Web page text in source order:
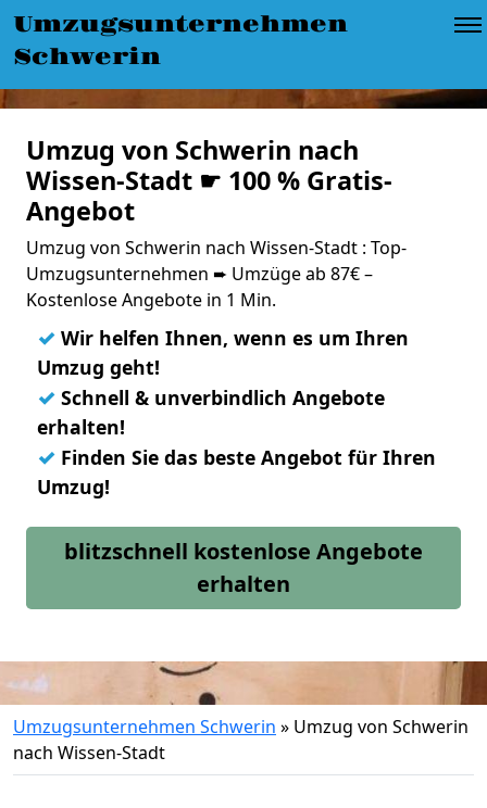
Umzugsunternehmen
Schwerin
Umzug von Schwerin nach
Wissen-Stadt ☛ 100 % Gratis-
Angebot
Umzug von Schwerin nach Wissen-Stadt : Top-
Umzugsunternehmen ➨ Umzüge ab 87€ –
Kostenlose Angebote in 1 Min.
✓ Wir helfen Ihnen, wenn es um Ihren
Umzug geht!
✓ Schnell & unverbindlich Angebote
erhalten!
✓ Finden Sie das beste Angebot für Ihren
Umzug!
blitzschnell kostenlose Angebote
erhalten
Umzugsunternehmen Schwerin » Umzug von Schwerin
nach Wissen-Stadt